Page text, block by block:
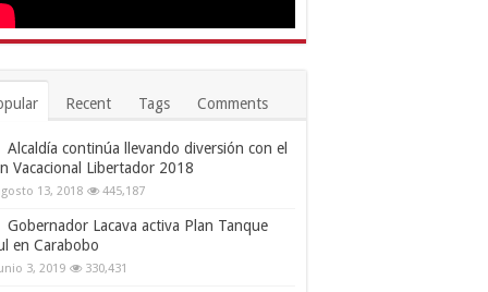
Recent Tags Comments
Alcaldía continúa llevando diversión con el
Vacacional Libertador 2018
13, 2018 445,187
Gobernador Lacava activa Plan Tanque
en Carabobo
3, 2019 330,431